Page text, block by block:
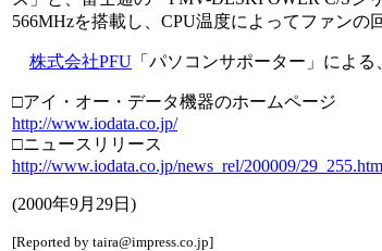
566MHzを搭載し、CPU温度によってファンの
株式会社PFU 「パソコンサポーター」によ
□アイ・オー・データ機器のホームページ
http://www.iodata.co.jp/
□ニュースリリース
http://www.iodata.co.jp/news_rel/200009/29_255.htm
(2000年9月29日)
[Reported by taira@impress.co.jp]